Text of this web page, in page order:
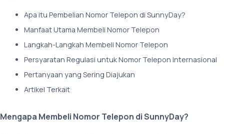
Apa itu Pembelian Nomor Telepon di SunnyDay?
Manfaat Utama Membeli Nomor Telepon
Langkah-Langkah Membeli Nomor Telepon
Persyaratan Regulasi untuk Nomor Telepon Internasional
Pertanyaan yang Sering Diajukan
Artikel Terkait
Mengapa Membeli Nomor Telepon di SunnyDay?